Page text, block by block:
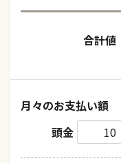
合計値
月々のお支払い額
頭金